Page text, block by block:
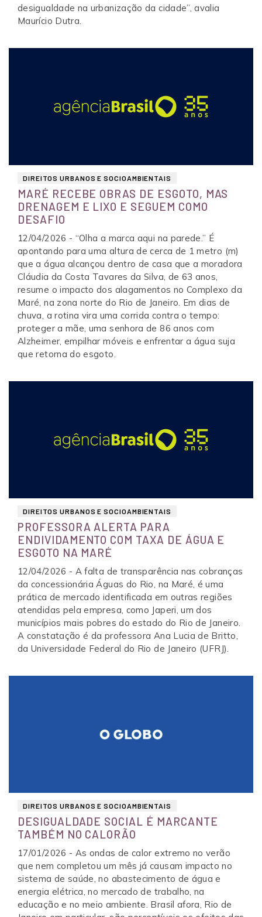
desigualdade na urbanização da cidade”, avalia
Maurício Dutra.
DIREITOS URBANOS E SOCIOAMBIENTAIS
MARÉ RECEBE OBRAS DE ESGOTO, MAS
DRENAGEM E LIXO E SEGUEM COMO
DESAFIO
12/04/2026 - “Olha a marca aqui na parede.” É
apontando para uma altura de cerca de 1 metro (m)
que a água alcançou dentro de casa que a moradora
Cláudia da Costa Tavares da Silva, de 63 anos,
resume o impacto dos alagamentos no Complexo da
Maré, na zona norte do Rio de Janeiro. Em dias de
chuva, a rotina vira uma corrida contra o tempo:
proteger a mãe, uma senhora de 86 anos com
Alzheimer, empilhar móveis e enfrentar a água suja
que retorna do esgoto.
DIREITOS URBANOS E SOCIOAMBIENTAIS
PROFESSORA ALERTA PARA
ENDIVIDAMENTO COM TAXA DE ÁGUA E
ESGOTO NA MARÉ
12/04/2026 - A falta de transparência nas cobranças
da concessionária Águas do Rio, na Maré, é uma
prática de mercado identificada em outras regiões
atendidas pela empresa, como Japeri, um dos
municípios mais pobres do estado do Rio de Janeiro.
A constatação é da professora Ana Lucia de Britto,
da Universidade Federal do Rio de Janeiro (UFRJ).
DIREITOS URBANOS E SOCIOAMBIENTAIS
DESIGUALDADE SOCIAL É MARCANTE
TAMBÉM NO CALORÃO
17/01/2026 - As ondas de calor extremo no verão
que nem completou um mês já causam impacto no
sistema de saúde, no abastecimento de água e
energia elétrica, no mercado de trabalho, na
educação e no meio ambiente. Brasil afora, Rio de